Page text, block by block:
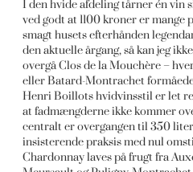
I den hvide afdeling tårner én vin
ved godt at 1100 kroner er mange
smagt husets efterhånden
den aktuelle årgang, så kan jeg
overgå Clos de la Mouchère –
eller Batard-Montrachet
Henri Boillots hvidvinsstil er let
at fadmængderne ikke kommer
centralt er overgangen til 350
insisterende praksis med nul
Chardonnay laves på frugt fra